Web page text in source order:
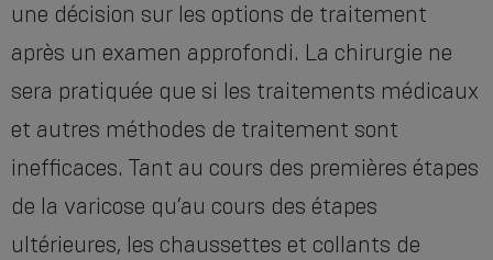
une décision sur les options de traitement
après un examen approfondi. La chirurgie ne
sera pratiquée que si les traitements médicaux
et autres méthodes de traitement sont
inefficaces. Tant au cours des premières étapes
de la varicose qu’au cours des étapes
ultérieures, les chaussettes et collants de